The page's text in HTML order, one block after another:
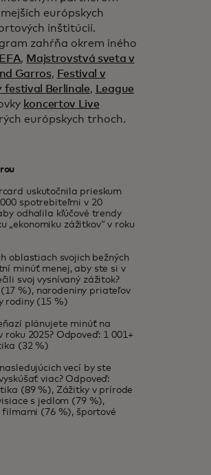
európskych
inštitúcií.
zahŕňa okrem iného
, Majstrovstvá sveta v
Garros, Festival v
festival Berlinale,
League
koncertov Live
európskych trhoch.
uskutočnila prieskum
spotrebiteľmi v 20
odhalila kľúčové trendy
„ekonomiku zážitkov“ v roku
oblastiach svojich bežných
minúť menej, aby ste si v
svoj vysnívaný zážitok?
%), narodeniny priateľov
rodiny (15 %)
plánujete minúť na
roku 2025? Odpoveď: 1 001+
(32 %)
vecí by ste
viac? Odpoveď:
(89 %), Zážitky v prírode
s jedlom (79 %),
filmami (76 %), športové